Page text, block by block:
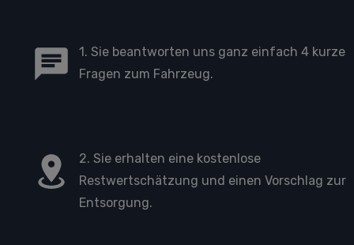
1. Sie beantworten uns ganz einfach 4 kurze
Fragen zum Fahrzeug.
2. Sie erhalten eine kostenlose
Restwertschätzung und einen Vorschlag zur
Entsorgung.